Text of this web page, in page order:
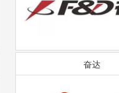
奋达